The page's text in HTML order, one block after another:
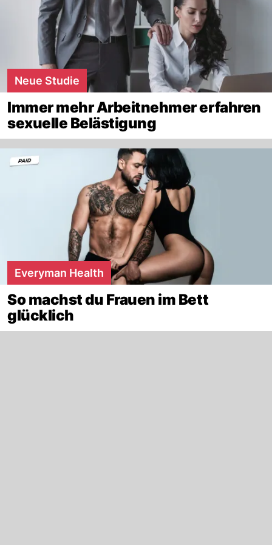
Neue Studie
Immer mehr Arbeitnehmer erfahren
sexuelle Belästigung
Everyman Health
So machst du Frauen im Bett
glücklich